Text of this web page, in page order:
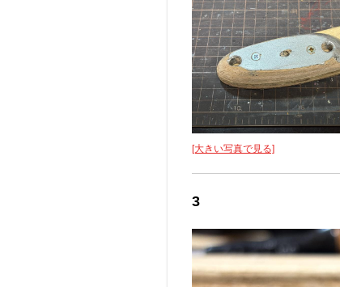
[大きい写真で見る]
3